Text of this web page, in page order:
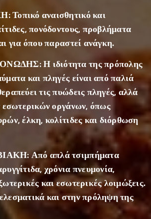
φωλιά
διαφόρ
εχθρών
.
Χημική
Σύστασ
πρόπολ
η
περιέχε
ι κύρια
ρητίνη
(55%),
κερί
(30%),
αιθέρια
αναισθητικό και
πονόδοντους, προβλήματα
για όπου παραστεί ανάγκη.
Η ιδιότητα της πρόπολης
και πληγές είναι από παλιά
τις πυώδεις πληγές, αλλά
εσωτερικών οργάνων, όπως
έλκη, κολίτιδες και διόρθωση
Από απλά τσιμπήματα
χρόνια πνευμονία,
και εσωτερικές λοιμώξεις.
και στην πρόληψη της